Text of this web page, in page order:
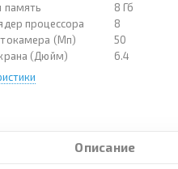
память
8 Гб
процессора
8
(Мп)
50
(Дюйм)
6.4
Описание